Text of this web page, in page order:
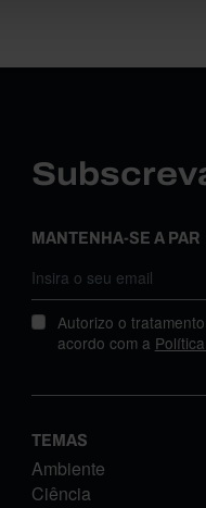
MANTENHA-SE A PAR
Autorizo o
acordo com a
TEMAS
Ambiente
Ciência